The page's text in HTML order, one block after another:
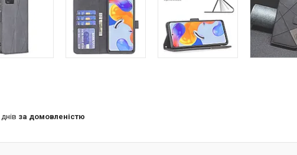
за домовленістю